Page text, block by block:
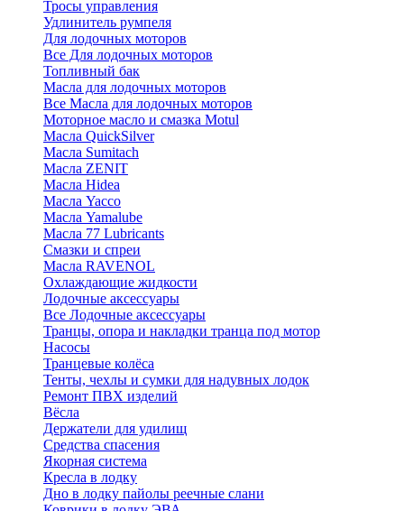
Тросы управления
Удлинитель румпеля
Для лодочных моторов
Все Для лодочных моторов
Топливный бак
Масла для лодочных моторов
Все Масла для лодочных моторов
Моторное масло и смазка Motul
Масла QuickSilver
Масла Sumitach
Масла ZENIT
Масла Hidea
Масла Yacco
Масла Yamalube
Масла 77 Lubricants
Смазки и спреи
Масла RAVENOL
Охлаждающие жидкости
Лодочные аксессуары
Все Лодочные аксессуары
Транцы, опора и накладки транца под мотор
Насосы
Транцевые колёса
Тенты, чехлы и сумки для надувных лодок
Ремонт ПВХ изделий
Вёсла
Держатели для удилищ
Средства спасения
Якорная система
Кресла в лодку
Дно в лодку пайолы реечные слани